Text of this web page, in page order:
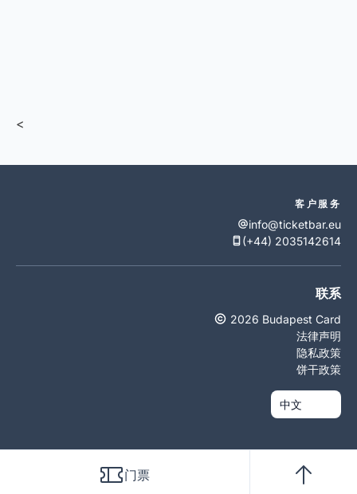
<
客户服务
info@ticketbar.eu
(+44) 2035142614
联系
2026 Budapest Card
法律声明
隐私政策
饼干政策
门票